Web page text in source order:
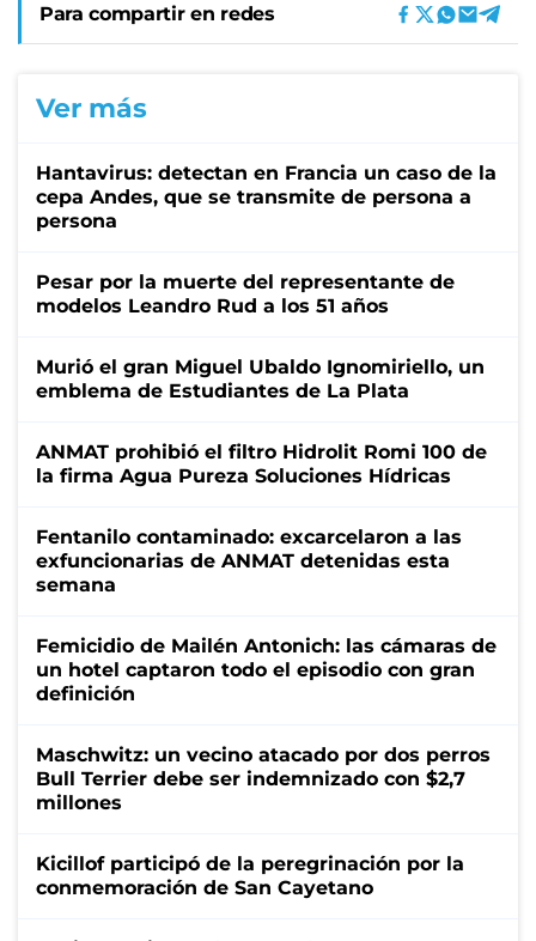
Para compartir en redes
Ver más
Hantavirus: detectan en Francia un caso de la
cepa Andes, que se transmite de persona a
persona
Pesar por la muerte del representante de
modelos Leandro Rud a los 51 años
Murió el gran Miguel Ubaldo Ignomiriello, un
emblema de Estudiantes de La Plata
ANMAT prohibió el filtro Hidrolit Romi 100 de
la firma Agua Pureza Soluciones Hídricas
Fentanilo contaminado: excarcelaron a las
exfuncionarias de ANMAT detenidas esta
semana
Femicidio de Mailén Antonich: las cámaras de
un hotel captaron todo el episodio con gran
definición
Maschwitz: un vecino atacado por dos perros
Bull Terrier debe ser indemnizado con $2,7
millones
Kicillof participó de la peregrinación por la
conmemoración de San Cayetano